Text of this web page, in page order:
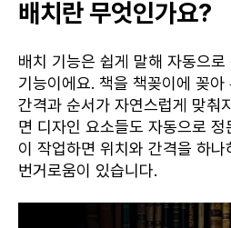
배치란 무엇인가요?
배치 기능은 쉽게 말해 자동으
기능이에요. 책을 책꽂이에 꽂
간격과 순서가 자연스럽게 맞춰
면 디자인 요소들도 자동으로
이 작업하면 위치와 간격을 하
번거로움이 있습니다.